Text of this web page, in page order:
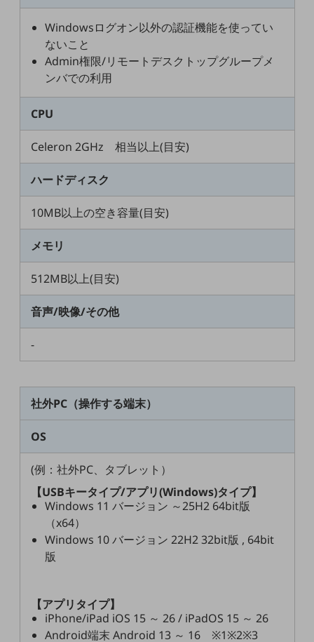
モビリティ
製造・建設業
小売業
キーワードで探す
モバイルTOP
法人向けスマホ・携帯に関する、
おすすめの機種、料金やサービスをご紹介
製品TOP
ビジネス向けスマートフォン
タフネススマートフォン
データ通信製品
ドコモケータイ
5G対応ホームルーター
IOT完了済みメーカーブランド製品
料金
料金TOP
ケータイプラン
5Gデータプラス
データプラス
IoT向け回線料金
モバイルサービス
端末の一元管理
Windowsログオン以外の認証機能を使ってい
ないこと
Admin権限/リモートデスクトップグループメ
ンバでの利用
CPU
Celeron 2GHz 相当以上(目安)
ハードディスク
10MB以上の空き容量(目安)
メモリ
512MB以上(目安)
音声/映像/その他
-
社外PC（操作する端末）
OS
(例：社外PC、タブレット）
【USBキータイプ/アプリ(Windows)タイプ】
Windows 11 バージョン ～25H2 64bit版
（x64）
Windows 10 バージョン 22H2 32bit版 , 64bit
版
【アプリタイプ】
iPhone/iPad iOS 15 ～ 26 / iPadOS 15 ～ 26
Android端末 Android 13 ～ 16 ※1※2※3